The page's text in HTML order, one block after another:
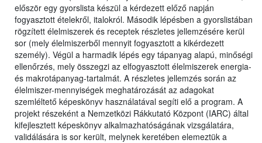
először egy gyorslista készül a kérdezett előző napján
fogyasztott ételekről, italokról. Második lépésben a gyorslistában
rögzített élelmiszerek és receptek részletes jellemzésére kerül
sor (mely élelmiszerből mennyit fogyasztott a kikérdezett
személy). Végül a harmadik lépés egy tápanyag alapú, minőségi
ellenőrzés, mely összegzi az elfogyasztott élelmiszerek energia-
és makrotápanyag-tartalmát. A részletes jellemzés során az
élelmiszer-mennyiségek meghatározását az adagokat
szemléltető képeskönyv használatával segíti elő a program. A
projekt részeként a Nemzetközi Rákkutató Központ (IARC) által
kifejlesztett képeskönyv alkalmazhatóságának vizsgálatára,
validálására is sor került, melynek keretében elemeztük a